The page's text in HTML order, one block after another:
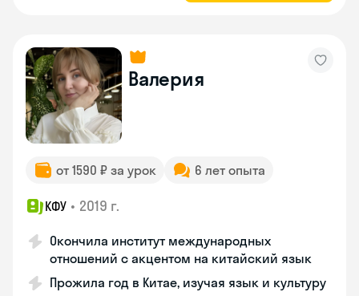
Валерия
от 1590 ₽ за урок 6 лет опыта
КФУ • 2019 г.
Окончила институт международных
отношений с акцентом на китайский язык
Прожила год в Китае, изучая язык и культуру